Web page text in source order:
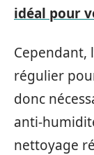
idéal pour
Cependant,
régulier
donc
anti-
nettoyage